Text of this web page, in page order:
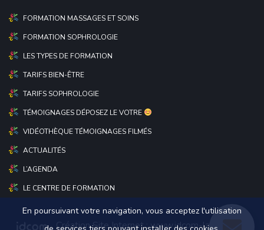
FORMATION MASSAGES ET SOINS
FORMATION SOPHROLOGIE
LES TYPES DE FORMATION
TARIFS BIEN-ÊTRE
TARIFS SOPHROLOGIE
TÉMOIGNAGES DÉPOSEZ LE VOTRE
VIDÉOTHÈQUE TÉMOIGNAGES FILMÉS
ACTUALITÉS
L’AGENDA
LE CENTRE DE FORMATION
Création Site Internet :www.idcom-lagence.fr
En poursuivant votre navigation, vous acceptez l'utilisation